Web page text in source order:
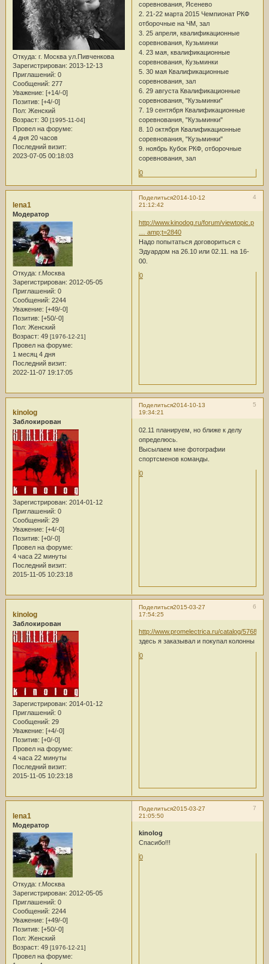
Откуда: г. Москва ул.Пивченкова
Зарегистрирован: 2013-12-13
Приглашений: 0
Сообщений: 277
Уважение: [+14/-0]
Позитив: [+4/-0]
Пол: Женский
Возраст: 30 [1995-11-04]
Провел на форуме:
4 дня 20 часов
Последний визит:
2023-07-05 00:18:03
соревнования, Ясенево
2. 21-22 марта 2015 Чемпионат РКФ
отборочные на ЧМ, зал
3. 25 апреля, квалификационные
соревнования, Кузьминки
4. 23 мая, квалификационные
соревнования, Кузьминки
5. 30 мая Квалификационные
соревнования, зал
6. 29 августа Квалификационные
соревнования, "Кузьминки"
7. 19 сентября Квалификационные
соревнования, "Кузьминки"
8. 10 октября Квалификационные
соревнования, "Кузьминки"
9. ноябрь Кубок РКФ, отборочные
соревнования, зал
0
Поделиться 4
2014-10-12
21:12:42
lena1
Модератор
Откуда: г.Москва
Зарегистрирован: 2012-05-05
Приглашений: 0
Сообщений: 2244
Уважение: [+49/-0]
Позитив: [+50/-0]
Пол: Женский
Возраст: 49 [1976-12-21]
Провел на форуме:
1 месяц 4 дня
Последний визит:
2022-11-07 19:17:05
http://www.kinodog.ru/forum/viewtopic.p
… amp;t=2840
Надо попытаться договориться с
Эдуардом на 26.10 или 02.11. на 16-
00.
0
Поделиться 5
2014-10-13
19:34:21
kinolog
Заблокирован
Зарегистрирован: 2014-01-12
Приглашений: 0
Сообщений: 29
Уважение: [+4/-0]
Позитив: [+0/-0]
Провел на форуме:
4 часа 22 минуты
Последний визит:
2015-11-05 10:23:18
02.11 планируем, но ближе к делу
определюсь.
Высылаем мне фотографии
спортсменов команды.
0
Поделиться 6
2015-03-27
17:54:25
kinolog
Заблокирован
Зарегистрирован: 2014-01-12
Приглашений: 0
Сообщений: 29
Уважение: [+4/-0]
Позитив: [+0/-0]
Провел на форуме:
4 часа 22 минуты
Последний визит:
2015-11-05 10:23:18
http://www.promelectrica.ru/catalog/57689/
здесь я заказывал и покупал колонны
0
Поделиться 7
2015-03-27
21:05:50
lena1
Модератор
Откуда: г.Москва
Зарегистрирован: 2012-05-05
Приглашений: 0
Сообщений: 2244
Уважение: [+49/-0]
Позитив: [+50/-0]
Пол: Женский
Возраст: 49 [1976-12-21]
Провел на форуме:
kinolog
Спасибо!!!
0